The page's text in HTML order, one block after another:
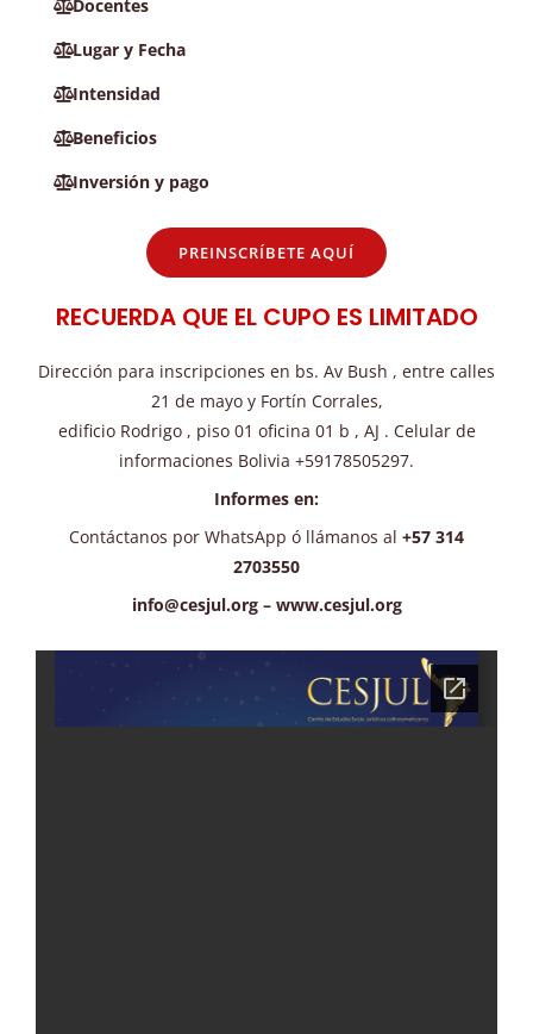
Docentes
Lugar y Fecha
Intensidad
Beneficios
Inversión y pago
PREINSCRÍBETE AQUÍ
RECUERDA QUE EL CUPO ES LIMITADO
Dirección para inscripciones en bs. Av Bush , entre calles
21 de mayo y Fortín Corrales,
edificio Rodrigo , piso 01 oficina 01 b , AJ . Celular de
informaciones Bolivia +59178505297.
Informes en:
Contáctanos por WhatsApp ó llámanos al +57 314
2703550
info@cesjul.org – www.cesjul.org